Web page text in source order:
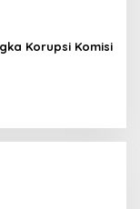
Korupsi Komisi